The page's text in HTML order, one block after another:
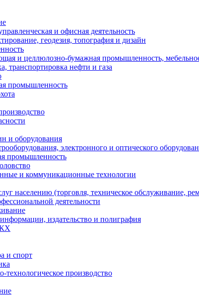
и офисная деятельность
геодезия, топография и дизайн
и целлюлозно-бумажная промышленность,
транспортировка нефти и газа
промышленность
и оборудования
электронного и оптического
промышленность
и коммуникационные технологии
населению (торговля, техническое обслуживание,
деятельности
издательство и полиграфия
и спорт
технологическое производство